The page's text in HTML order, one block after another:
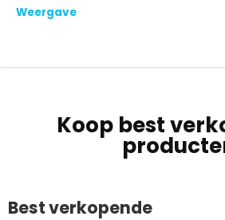
Weergave
Koop best
Best verkopende